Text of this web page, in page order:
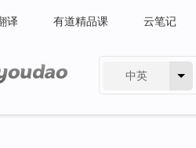
译 有道精品课 云笔记
中英